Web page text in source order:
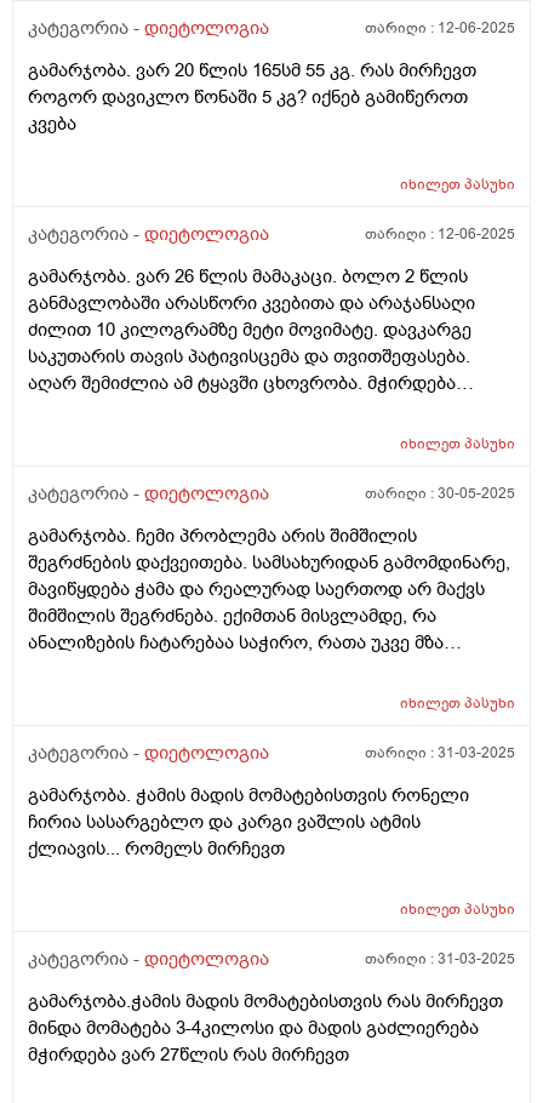
(თითქოს მუცელი შიგნიდან მჭამს), რომელიც
მხოლოდ მაშინ გამივლის, როცა საჭმელს შევჭამ და
დღის განმავლობაში მუცელზე ხელს რომ ვიჭერ
მტკივა, (მშიერზეც და არამშიერზეც). მუდმივად
საათით. კუჭში 2-3 დღეში 1ხელ გავდივარ სულ, მაგრამ
ეს რაღაცა ახლა დამემართა. რამოდენიმე თვეა. კუჭში
არასდროს.
უზღვავი ენერგია მქონდა 2 ბავშვიც კი ვერ მღლიდა
რომ დავწევე და დავიძინო, არადა სულ 1 საათზე
ვიიზნებდი დილით ადრე ვდგებოდი და ენერგიით
სასვსე ვიყავი ახლა რამდენხანსაც არუნდა მეძინოს
კატეგორია - დიეტოლოგია თარიღი : 12-06-2025
გამარჯობა. ვარ 20 წლის 165სმ 55 კგ. რას მირჩევთ
როგორ დავიკლო წონაში 5 კგ? იქნებ გამიწეროთ
კვება
იხილეთპასუხი
კატეგორია - დიეტოლოგია თარიღი : 12-06-2025
გამარჯობა. ვარ 26 წლის მამაკაცი. ბოლო 2 წლის
განმავლობაში არასწორი კვებითა და არაჯანსაღი
ძილით 10 კილოგრამზე მეტი მოვიმატე. დავკარგე
საკუთარის თავის პატივისცემა და თვითშეფასება.
აღარ შემიძლია ამ ტყავში ცხოვრობა. მჭირდება
სხვა ფაქტორებსე დაყრდნობით - ყველაფერს ჯანსაღი
ეს 10 კილოგრამი და ცზიმის პროცენტულობა
დამიწერს კვებას და ა.შ დავუსვამ კითხვებს და
შემამეცნებს კიდეც. აქედან გამომდინა, ვინ არის ჩემი
ექიმი? ვერ გავერკვიე. დიეტოლოგი, ნუტრიციოლოგი
თუ ენდოკრინოლოგი? ვისთან ჩავეწერო და ვის
მირჩევდით? მადლობა.
იხილეთპასუხი
კატეგორია - დიეტოლოგია თარიღი :30-05-2025
გამარჯობა. ჩემი პრობლემა არის შიმშილის
შეგრძნების დაქვეითება. სამსახურიდან გამომდინარე,
მავიწყდება ჭამა და რეალურად საერთოდ არ მაქვს
შიმშილის შეგრძნება. ექიმთან მისვლამდე, რა
ანალიზების ჩატარებაა საჭირო, რათა უკვე მზა
იხილეთპასუხი
კატეგორია - დიეტოლოგია თარიღი :31-03-2025
გამარჯობა. ჭამის მადის მომატებისთვის რონელი
ჩირია სასარგებლო და კარგი ვაშლის ატმის
ქლიავის... რომელს მირჩევთ
იხილეთპასუხი
კატეგორია - დიეტოლოგია თარიღი :31-03-2025
გამარჯობა.ჭამის მადის მომატებისთვის რას მირჩევთ
მინდა მომატება 3-4კილოსი და მადის გაძლიერება
მჭირდება ვარ 27წლის რას მირჩევთ